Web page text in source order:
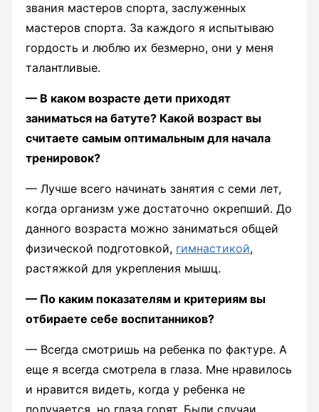
звания мастеров спорта, заслуженных
мастеров спорта. За каждого я испытываю
гордость и люблю их безмерно, они у меня
талантливые.
— В каком возрасте дети приходят
заниматься на батуте? Какой возраст вы
считаете самым оптимальным для начала
тренировок?
— Лучше всего начинать занятия с семи лет,
когда организм уже достаточно окрепший. До
данного возраста можно заниматься общей
физической подготовкой, гимнастикой,
растяжкой для укрепления мышц.
— По каким показателям и критериям вы
отбираете себе воспитанников?
— Всегда смотришь на ребенка по фактуре. А
еще я всегда смотрела в глаза. Мне нравилось
и нравится видеть, когда у ребенка не